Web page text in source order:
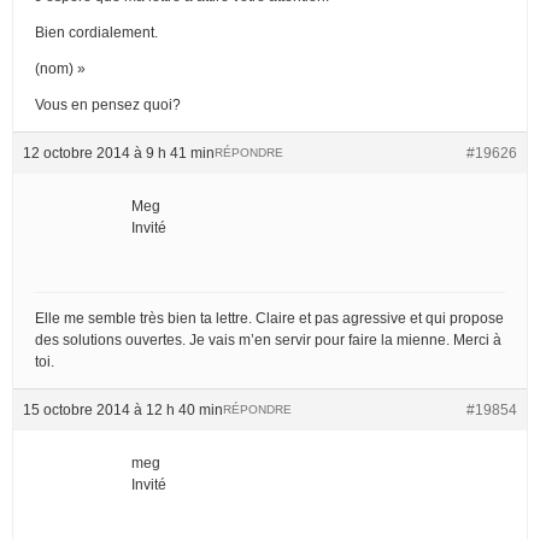
Bien cordialement.
(nom) »
Vous en pensez quoi?
12 octobre 2014 à 9 h 41 min #19626
RÉPONDRE
Meg
Invité
Elle me semble très bien ta lettre. Claire et pas agressive et qui propose
des solutions ouvertes. Je vais m’en servir pour faire la mienne. Merci à
toi.
15 octobre 2014 à 12 h 40 min #19854
RÉPONDRE
meg
Invité